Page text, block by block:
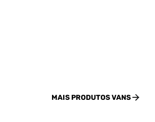
MAIS PRODUTOSVANS